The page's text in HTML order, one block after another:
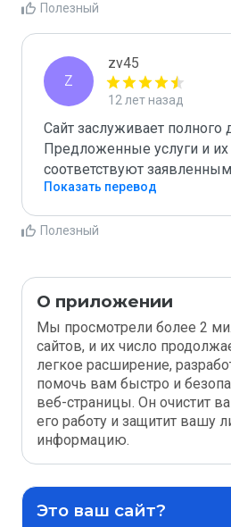
Полезный
Z
zv45
12 лет назад
Сайт заслуживает полного
Предложенные услуги и их
соответствуют
Показать перевод
Полезный
О приложении
Мы просмотрели более 2
сайтов, и их число
легкое расширение,
помочь вам быстро и
веб-страницы. Он очистит
его работу и защитит вашу
информацию.
Это ваш сайт?